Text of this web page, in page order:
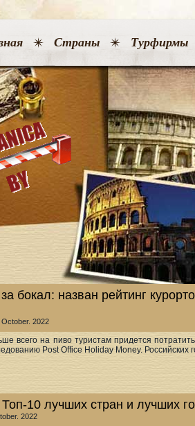
Страны Турфирмы
бокал: назван рейтинг
2022
всего на пиво туристам придется
Post Office Holiday Money. Российских
10 лучших стран и лучших
2022